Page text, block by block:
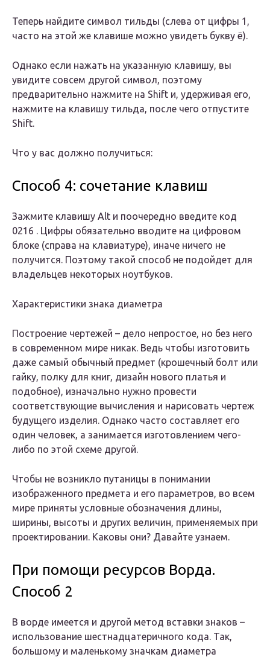
Теперь найдите символ тильды (слева от цифры 1,
часто на этой же клавише можно увидеть букву ё).
Однако если нажать на указанную клавишу, вы
увидите совсем другой символ, поэтому
предварительно нажмите на Shift и, удерживая его,
нажмите на клавишу тильда, после чего отпустите
Shift.
Что у вас должно получиться:
Способ 4: сочетание клавиш
Зажмите клавишу Alt и поочередно введите код
0216 . Цифры обязательно вводите на цифровом
блоке (справа на клавиатуре), иначе ничего не
получится. Поэтому такой способ не подойдет для
владельцев некоторых ноутбуков.
Характеристики знака диаметра
Построение чертежей – дело непростое, но без него
в современном мире никак. Ведь чтобы изготовить
даже самый обычный предмет (крошечный болт или
гайку, полку для книг, дизайн нового платья и
подобное), изначально нужно провести
соответствующие вычисления и нарисовать чертеж
будущего изделия. Однако часто составляет его
один человек, а занимается изготовлением чего-
либо по этой схеме другой.
Чтобы не возникло путаницы в понимании
изображенного предмета и его параметров, во всем
мире приняты условные обозначения длины,
ширины, высоты и других величин, применяемых при
проектировании. Каковы они? Давайте узнаем.
При помощи ресурсов Ворда.
Способ 2
В ворде имеется и другой метод вставки знаков –
использование шестнадцатеричного кода. Так,
большому и маленькому значкам диаметра